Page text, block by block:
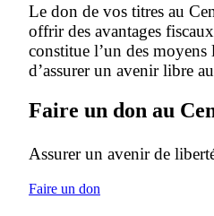
Le don de vos titres au
offrir des avantages
constitue l’un des moyens
d’assurer un avenir libre
Faire un don au
Assurer un avenir de
Faire un don